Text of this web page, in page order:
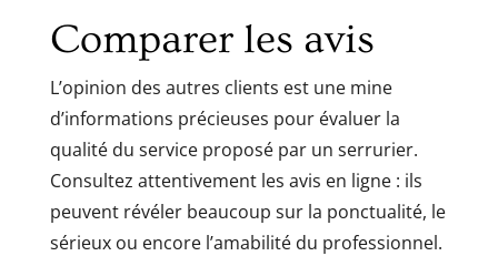
Comparer les avis
L’opinion des autres clients est une mine
d’informations précieuses pour évaluer la
qualité du service proposé par un serrurier.
Consultez attentivement les avis en ligne : ils
peuvent révéler beaucoup sur la ponctualité, le
sérieux ou encore l’amabilité du professionnel.